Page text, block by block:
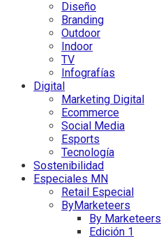
Diseño
Branding
Outdoor
Indoor
TV
Infografías
Digital
Marketing Digital
Ecommerce
Social Media
Esports
Tecnología
Sostenibilidad
Especiales MN
Retail Especial
ByMarketeers
By Marketeers
Edición 1